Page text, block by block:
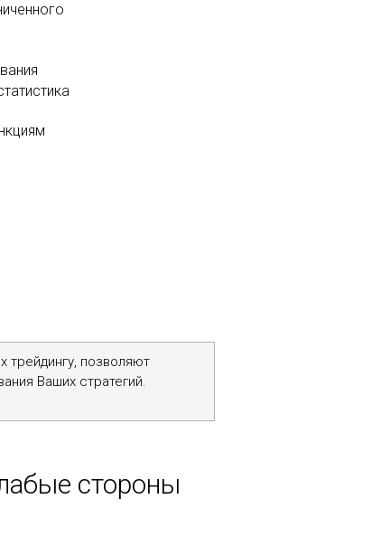
трейдингу, позволяют
Ваших стратегий.
стороны